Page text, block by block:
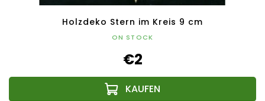
Holzdeko Stern im Kreis 9 cm
ON STOCK
€2